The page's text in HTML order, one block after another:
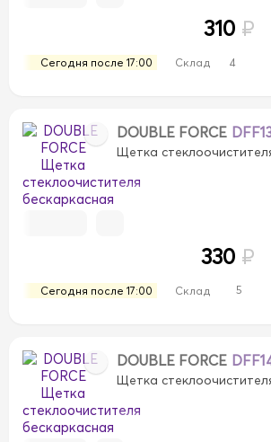
400400 425425
530530
Сегодня после 17:00 Склад 4
310 ₽
DOUBLE FORCE
Щетка
Сегодня после 17:00 Склад 5
330 ₽
DOUBLE FORCE
Щетка